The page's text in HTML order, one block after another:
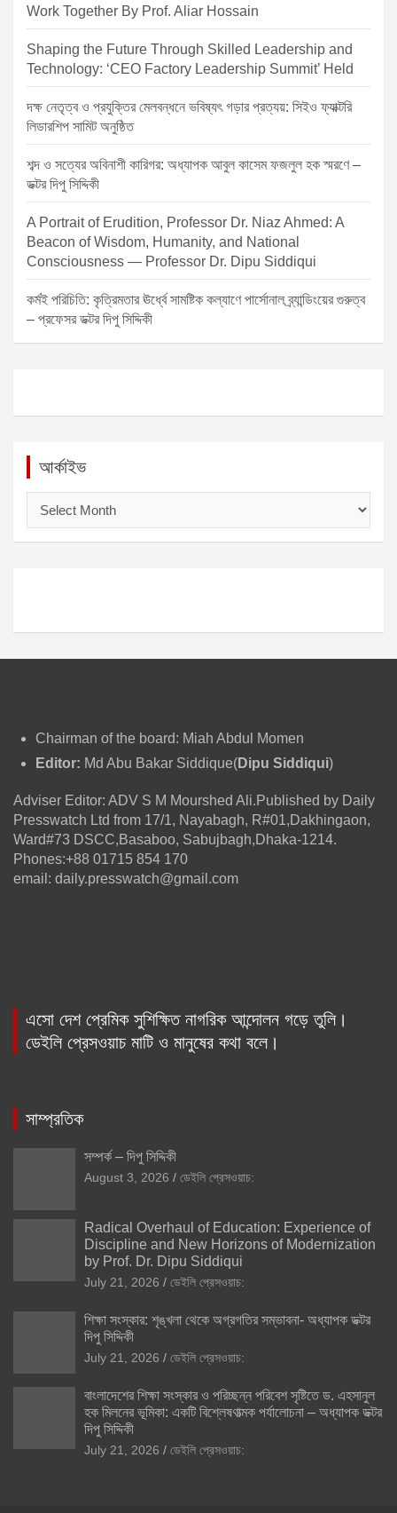
Work Together By Prof. Aliar Hossain
Shaping the Future Through Skilled Leadership and
Technology: ‘CEO Factory Leadership Summit’ Held
দক্ষ নেতৃত্ব ও প্রযুক্তির মেলবন্ধনে ভবিষ্যৎ গড়ার প্রত্যয়: সিইও ফ্যাক্টরি
লিডারশিপ সামিট অনুষ্ঠিত
শব্দ ও সত্যের অবিনাশী কারিগর: অধ্যাপক আবুল কাসেম ফজলুল হক স্মরণে –
ডক্টর দিপু সিদ্দিকী
A Portrait of Erudition, Professor Dr. Niaz Ahmed: A
Beacon of Wisdom, Humanity, and National
Consciousness — Professor Dr. Dipu Siddiqui
কর্মই পরিচিতি: কৃত্রিমতার ঊর্ধ্বে সামষ্টিক কল্যাণে পার্সোনাল ব্র্যান্ডিংয়ের গুরুত্ব
– প্রফেসর ডক্টর দিপু সিদ্দিকী
আর্কাইভ
ই
Chairman of the board: Miah Abdul Momen
Editor: Md Abu Bakar Siddique(Dipu Siddiqui)
Adviser Editor: ADV S M Mourshed Ali.Published by Daily
Presswatch Ltd from 17/1, Nayabagh, R#01,Dakhingaon,
Ward#73 DSCC,Basaboo, Sabujbagh,Dhaka-1214.
Phones:+88 01715 854 170
email: daily.presswatch@gmail.com
এসো দেশ প্রেমিক সুশিক্ষিত নাগরিক আন্দোলন গড়ে তুলি।
ডেইলি প্রেসওয়াচ মাটি ও মানুষের কথা বলে।
সাম্প্রতিক
সম্পর্ক – দিপু সিদ্দিকী
August 3, 2026 ডেইলি প্রেসওয়াচ:
Radical Overhaul of Education: Experience of
Discipline and New Horizons of Modernization
by Prof. Dr. Dipu Siddiqui
July 21, 2026 ডেইলি প্রেসওয়াচ:
শিক্ষা সংস্কার: শৃঙ্খলা থেকে অগ্রগতির সম্ভাবনা- অধ্যাপক ডক্টর
দিপু সিদ্দিকী
July 21, 2026 ডেইলি প্রেসওয়াচ:
বাংলাদেশের শিক্ষা সংস্কার ও পরিচ্ছন্ন পরিবেশ সৃষ্টিতে ড. এহসানুল
হক মিলনের ভূমিকা: একটি বিশ্লেষণাত্মক পর্যালোচনা – অধ্যাপক ডক্টর
দিপু সিদ্দিকী
July 21, 2026 ডেইলি প্রেসওয়াচ: